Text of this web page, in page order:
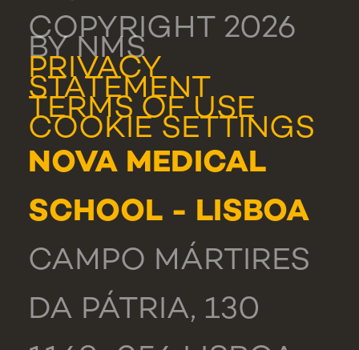
COPYRIGHT 2026
BY NMS
PRIVACY
STATEMENT
TERMS OF USE
COOKIE SETTINGS
NOVA MEDICAL
SCHOOL - LISBOA
CAMPO MÁRTIRES
DA PÁTRIA, 130